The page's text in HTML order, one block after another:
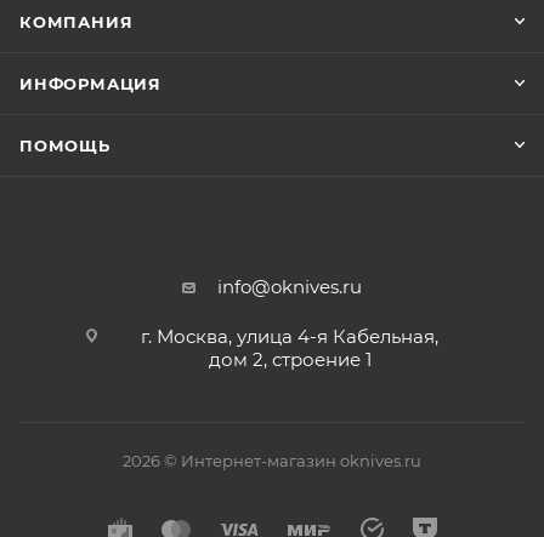
КОМПАНИЯ
ИНФОРМАЦИЯ
ПОМОЩЬ
info@oknives.ru
г. Москва, улица 4-я Кабельная,
дом 2, строение 1
2026 © Интернет-магазин oknives.ru